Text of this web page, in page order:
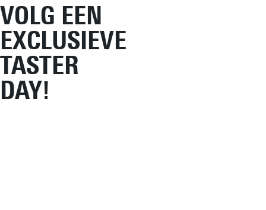
VOLG EEN
EXCLUSIEVE
TASTER
DAY!